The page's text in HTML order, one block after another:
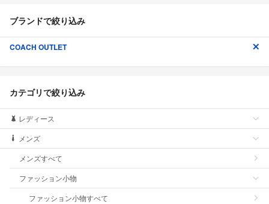
ブランドで絞り込み
COACH OUTLET
カテゴリで絞り込み
レディース
メンズ
メンズすべて
ファッション小物
ファッション小物すべて